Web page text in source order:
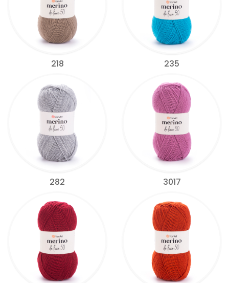
218 235
282 3017